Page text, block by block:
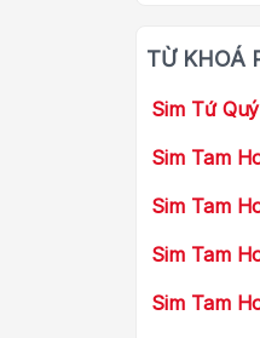
TỪ KHOÁ
Sim Tứ
Sim Tam
Sim Tam
Sim Tam
Sim Tam